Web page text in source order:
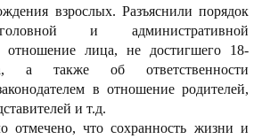
взрослых. Разъяснили порядок
и административной
отношение лица, не достигшего 18-
а также об ответственности
в отношение родителей,
и т.д.
отмечено, что сохранность жизни и